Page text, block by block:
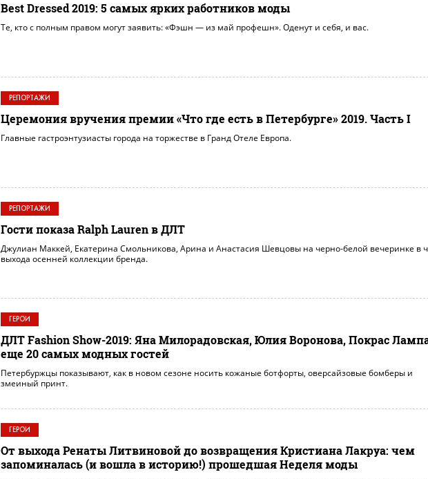
Best Dressed 2019: 5 самых ярких работников моды
Те, кто с полным правом могут заявить: «Фэшн — из май профешн». Оденут и себя, и вас.
РЕПОРТАЖИ
Церемония вручения премии «Что где есть в Петербурге» 2019. Часть I
Главные гастроэнтузиасты города на торжестве в Гранд Отеле Европа.
РЕПОРТАЖИ
Гости показа Ralph Lauren в ДЛТ
Джулиан Маккей, Екатерина Смольникова, Арина и Анастасия Шевцовы на черно-белой вечеринке в
выхода осенней коллекции бренда.
ГЕРОИ
ДЛТ Fashion Show-2019: Яна Милорадовская, Юлия Воронова, Покрас
еще 20 самых модных гостей
Петербуржцы показывают, как в новом сезоне носить кожаные ботфорты, оверсайзовые бомберы и
змеиный принт.
ГЕРОИ
От выхода Ренаты Литвиновой до возвращения Кристиана Лакруа: чем
запоминалась (и вошла в историю!) прошедшая Неделя моды